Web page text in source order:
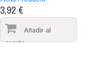
3,92 €